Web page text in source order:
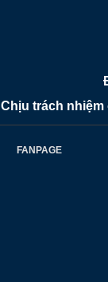
Chịu trách nhiệm
FANPAGE